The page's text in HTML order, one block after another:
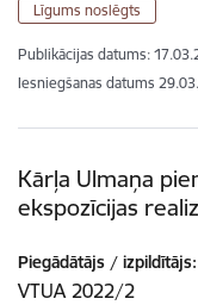
Līgums noslēgts
Publikācijas datums:
Iesniegšanas datums
Kārļa Ulmaņa
ekspozīcijas
Piegādātājs / izpildītājs:
VTUA 2022/2